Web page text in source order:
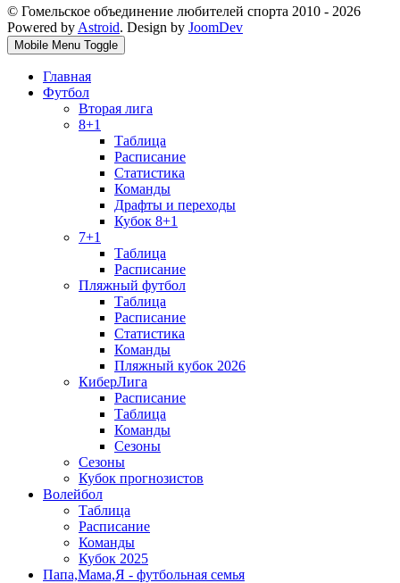
© Гомельское объединение любителей спорта 2010 - 2026
Powered byAstroid. Design by JoomDev
Mobile Menu Toggle
Главная
Футбол
Вторая лига
8+1
Таблица
Расписание
Статистика
Команды
Драфты и переходы
Кубок 8+1
7+1
Таблица
Расписание
Пляжный футбол
Таблица
Расписание
Статистика
Команды
Пляжный кубок 2026
КиберЛига
Расписание
Таблица
Команды
Сезоны
Сезоны
Кубок прогнозистов
Волейбол
Таблица
Расписание
Команды
Кубок 2025
Папа,Мама,Я - футбольная семья